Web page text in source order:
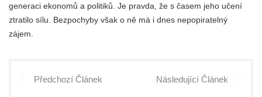
generaci ekonomů a politiků. Je pravda, že s časem jeho učení
ztratilo sílu. Bezpochyby však o ně má i dnes nepopiratelný
zájem.
Předchozí Článek Následující Článek